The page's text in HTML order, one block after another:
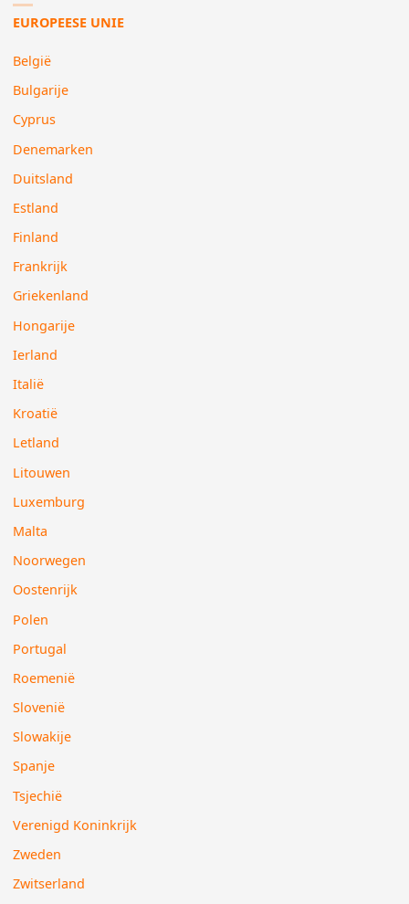
EUROPEESE UNIE
België
Bulgarije
Cyprus
Denemarken
Duitsland
Estland
Finland
Frankrijk
Griekenland
Hongarije
Ierland
Italië
Kroatië
Letland
Litouwen
Luxemburg
Malta
Noorwegen
Oostenrijk
Polen
Portugal
Roemenië
Slovenië
Slowakije
Spanje
Tsjechië
Verenigd Koninkrijk
Zweden
Zwitserland